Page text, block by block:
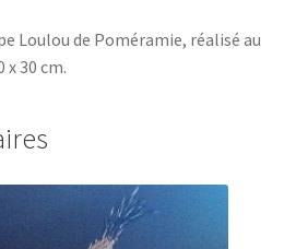
Loulou de Poméramie, réalisé au
30 cm.